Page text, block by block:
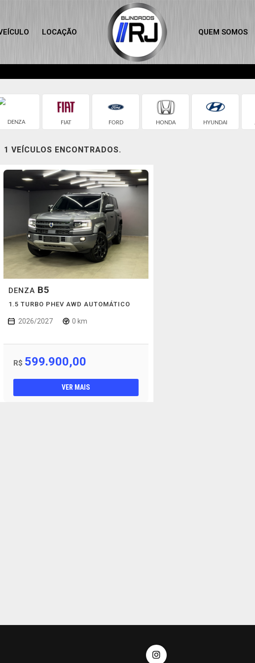
LOCAÇÃO QUEM SOMOS
DENZA FIAT FORD HONDA HYUNDAI
1 VEÍCULOS ENCONTRADOS.
DENZA B5
1.5 TURBO PHEV AWD AUTOMÁTICO
2026/2027 0 km
R$ 599.900,00
VER MAIS